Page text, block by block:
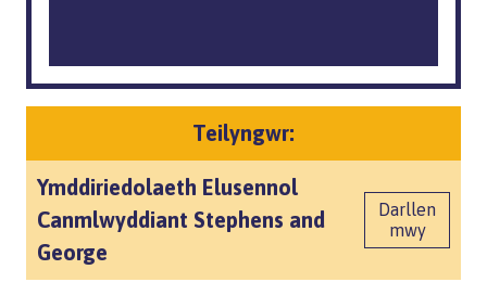
Teilyngwr:
Ymddiriedolaeth Elusennol
Canmlwyddiant Stephens and
George
Darllen
mwy